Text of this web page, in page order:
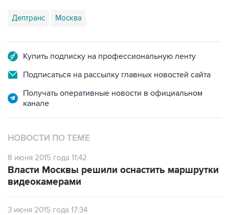
Дептранс Москва
Купить подписку на профессиональную ленту
Подписаться на рассылку главных новостей сайта
Получать оперативные новости в официальном
канале
НОВОСТИ ПО ТЕМЕ
8 июня 2015 года 11:42
Власти Москвы решили оснастить маршрутки
видеокамерами
3 июня 2015 года 17:34